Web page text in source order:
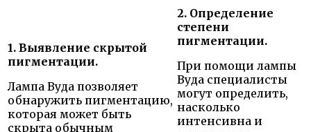
1. Выявление скрытой
пигментации.
Лампа Вуда позволяет
обнаружить пигментацию,
которая может быть
скрыта обычным
2. Определение
степени
пигментации.
При помощи лампы
Вуда специалисты
могут определить,
насколько
интенсивна и